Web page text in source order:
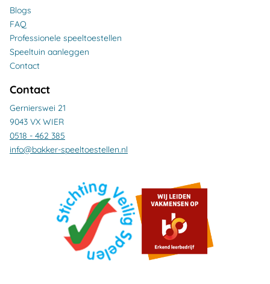
Blogs
FAQ
Professionele speeltoestellen
Speeltuin aanleggen
Contact
Contact
Gernierswei 21
9043 VX WIER
0518 - 462 385
info@bakker-speeltoestellen.nl